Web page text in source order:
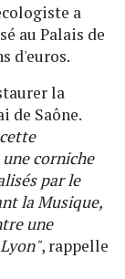
a
au Palais de
d'euros.
la
de Saône.
corniche
par le
la Musique,
une
, rappelle